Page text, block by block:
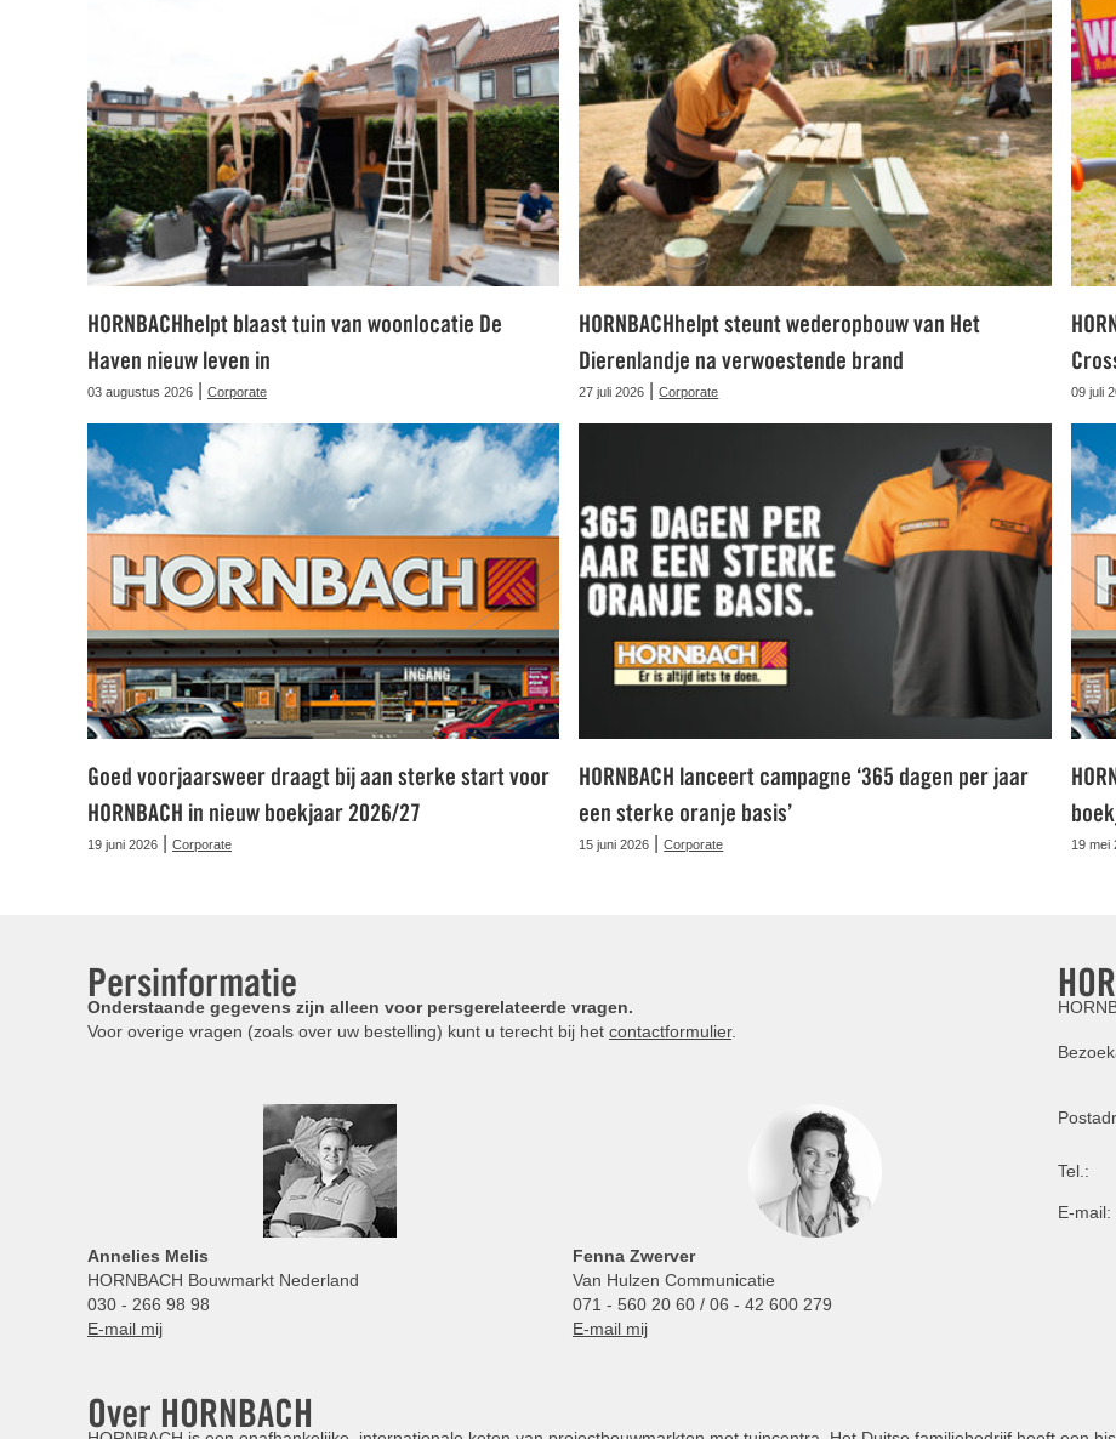
HORNBACHhelpt blaast tuin van woonlocatie De
Haven nieuw leven in
03 augustus 2026 Corporate
HORNBACHhelpt steunt wederopbouw van Het
Dierenlandje na verwoestende brand
27 juli 2026 |Corporate 09 juli
Goed voorjaarsweer draagt bij aan sterke start voor
HORNBACH in nieuw boekjaar 2026/27
19 juni 2026 Corporate
HORNBACH lanceert campagne ‘365 dagen per jaar
een sterke oranje basis’
15 juni 2026 |Corporate 19 mei
Persinformatie
Onderstaande gegevens zijn alleen voor persgerelateerde vragen.
Voor overige vragen (zoals over uw bestelling) kunt u terecht bij het contactformulier.
Annelies Melis
HORNBACH Bouwmarkt Nederland
030 - 266 98 98
E-mail mij
Fenna Zwerver
Van Hulzen Communicatie
071 - 560 20 60 / 06 - 42 600 279
E-mail mij
Tel.:
E-mail:
Over HORNBACH